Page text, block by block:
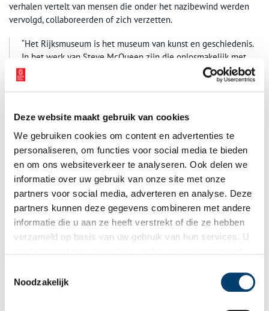
Deze website maakt gebruik van cookies
We gebruiken cookies om content en advertenties te
personaliseren, om functies voor social media te bieden
en om ons websiteverkeer te analyseren. Ook delen we
informatie over uw gebruik van onze site met onze
partners voor social media, adverteren en analyse. Deze
partners kunnen deze gegevens combineren met andere
informatie die u aan ze heeft verstrekt of die ze hebben
verzameld op basis van uw gebruik van hun services. U
Noodzakelijk
verhalen vertelt van mensen die onder het nazibewind werden
vervolgd, collaboreerden of zich verzetten.
“Het Rijksmuseum is het museum van kunst en geschiedenis.
In het werk van Steve McQueen zijn die onlosmakelijk met
elkaar verbonden. Occupied City is een filmisch monument dat
laat zien hoe de geschiedenis doorwerkt in het heden. De